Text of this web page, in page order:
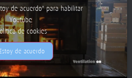
Youtube
de cookies
de acuerdo